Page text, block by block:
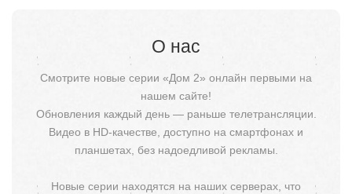
О нас
Смотрите новые серии «Дом 2» онлайн первыми на
нашем сайте!
Обновления каждый день — раньше телетрансляции.
Видео в HD-качестве, доступно на смартфонах и
планшетах, без надоедливой рекламы.
Новые серии находятся на наших серверах, что